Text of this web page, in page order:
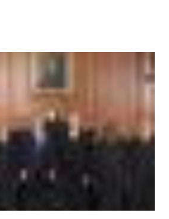
per amore anche quando non è la
ciò che ci collega all’Uno Infinito.
comportamenti coscienti, ma
Può copiare, ma non può vivere
ovvio Man mano che l’IA
avanzata (soprattutto tra il 2027 e il
che renderanno la differenza